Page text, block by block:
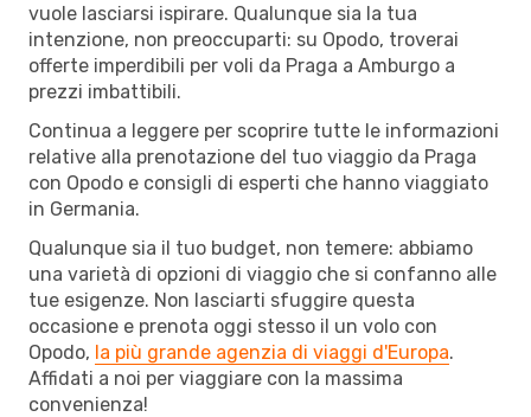
vuole lasciarsi ispirare. Qualunque sia la tua
intenzione, non preoccuparti: su Opodo, troverai
offerte imperdibili per voli da Praga a Amburgo a
prezzi imbattibili.
Continua a leggere per scoprire tutte le informazioni
relative alla prenotazione del tuo viaggio da Praga
con Opodo e consigli di esperti che hanno viaggiato
in Germania.
Qualunque sia il tuo budget, non temere: abbiamo
una varietà di opzioni di viaggio che si confanno alle
tue esigenze. Non lasciarti sfuggire questa
occasione e prenota oggi stesso il un volo con
Opodo, la più grande agenzia di viaggi d'Europa.
Affidati a noi per viaggiare con la massima
convenienza!